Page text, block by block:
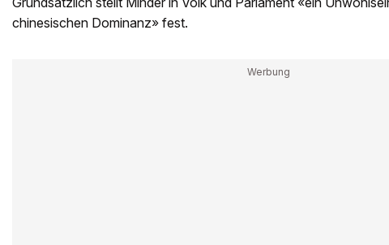
chinesischen Dominanz» fest.